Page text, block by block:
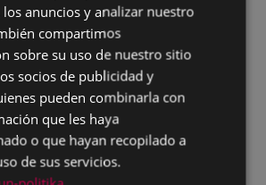
SPANISH
anuncios y analizar nuestro
compartimos
sobre su uso de nuestro sitio
socios de publicidad y
pueden combinarla con
que les haya
o que hayan recopilado a
de sus servicios.